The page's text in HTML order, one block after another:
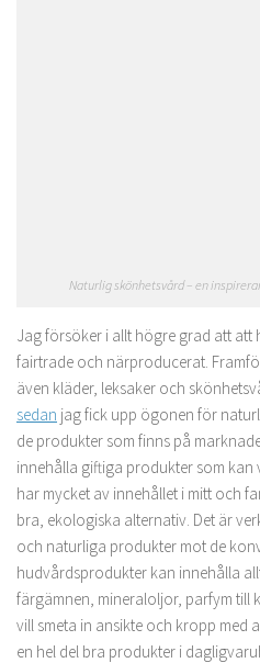
Naturlig skönhetsvård – en
Jag försöker i allt högre grad att
fairtrade och närproducerat.
även kläder, leksaker och
sedan jag fick upp ögonen för
de produkter som finns på
innehålla giftiga produkter som
har mycket av innehållet i mitt och
bra, ekologiska alternativ. Det är
och naturliga produkter mot de
hudvårdsprodukter kan innehålla
färgämnen, mineraloljor, parfym till
vill smeta in ansikte och kropp med
en hel del bra produkter i